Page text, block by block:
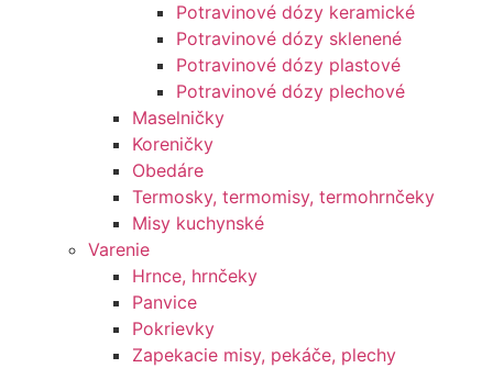
Potravinové dózy keramické
Potravinové dózy sklenené
Potravinové dózy plastové
Potravinové dózy plechové
Maselničky
Koreničky
Obedáre
Termosky, termomisy, termohrnčeky
Misy kuchynské
Varenie
Hrnce, hrnčeky
Panvice
Pokrievky
Zapekacie misy, pekáče, plechy